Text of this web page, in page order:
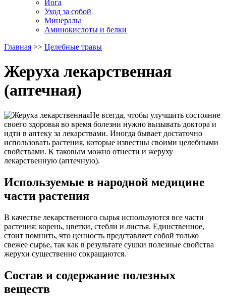
Йога
Уход за собой
Минералы
Аминокислоты и белки
Главная >> Целебные травы
Жеруха лекарственная
(аптечная)
Не всегда, чтобы улучшить состояние
своего здоровья во время болезни нужно вызывать доктора и
идти в аптеку за лекарствами. Иногда бывает достаточно
использовать растения, которые известны своими целебными
свойствами. К таковым можно отнести и жеруху
лекарственную (аптечную).
Используемые в народной медицине
части растения
В качестве лекарственного сырья используются все части
растения: корень, цветки, стебли и листья. Единственное,
стоит помнить, что ценность представляет собой только
свежее сырье, так как в результате сушки полезные свойства
жерухи существенно сокращаются.
Состав и содержание полезных
веществ